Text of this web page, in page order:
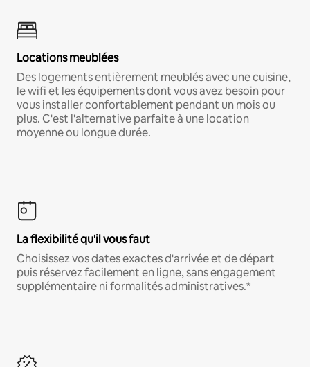
Locations meublées
Des logements entièrement meublés avec une cuisine,
le wifi et les équipements dont vous avez besoin pour
vous installer confortablement pendant un mois ou
plus. C'est l'alternative parfaite à une location
moyenne ou longue durée.
La flexibilité qu'il vous faut
Choisissez vos dates exactes d'arrivée et de départ
puis réservez facilement en ligne, sans engagement
supplémentaire ni formalités administratives.*